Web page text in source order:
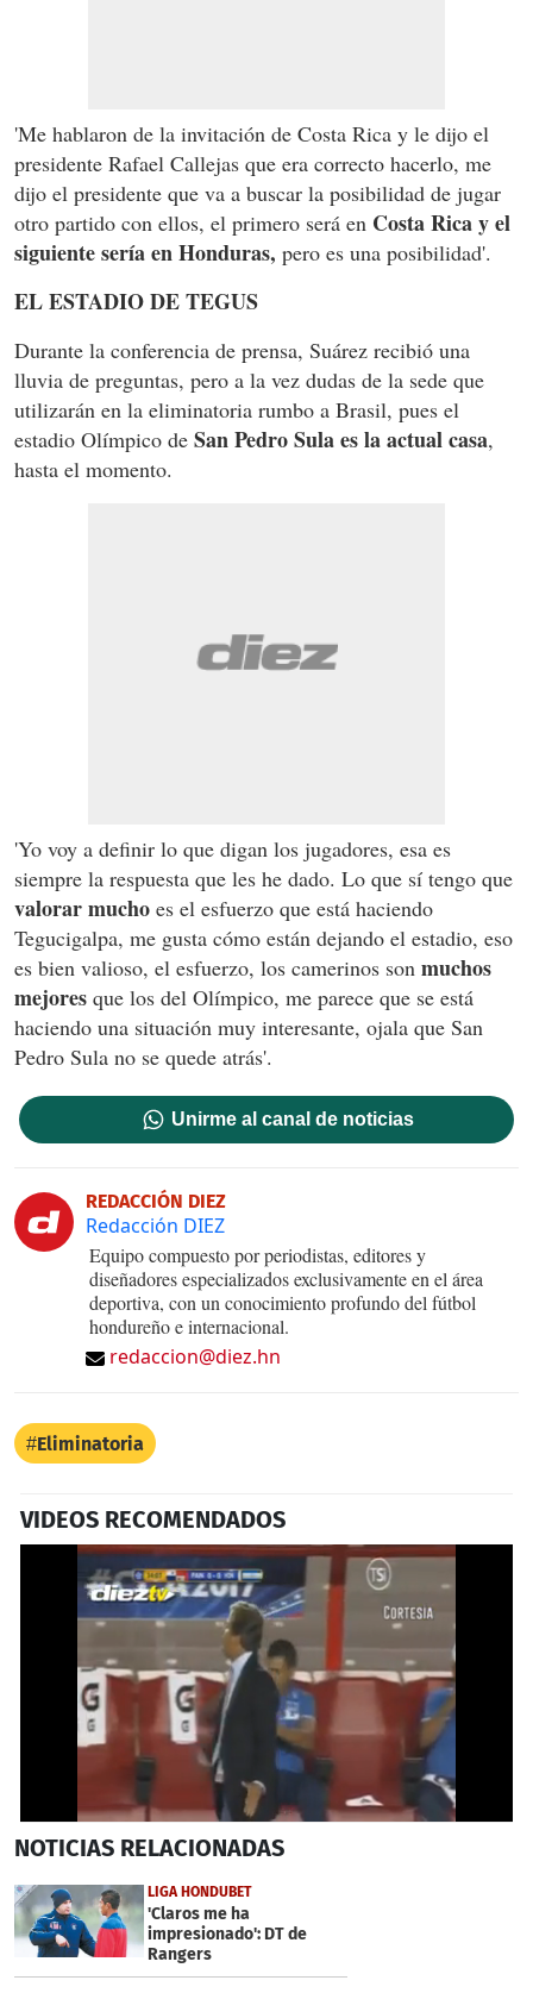
'Me hablaron de la invitación de Costa Rica y le dijo el
presidente Rafael Callejas que era correcto hacerlo, me
dijo el presidente que va a buscar la posibilidad de jugar
otro partido con ellos, el primero será en Costa Rica y el
siguiente sería en Honduras, pero es una posibilidad'.
EL ESTADIO DE TEGUS
Durante la conferencia de prensa, Suárez recibió una
lluvia de preguntas, pero a la vez dudas de la sede que
utilizarán en la eliminatoria rumbo a Brasil, pues el
estadio Olímpico de San Pedro Sula es la actual casa,
hasta el momento.
'Yo voy a definir lo que digan los jugadores, esa es
siempre la respuesta que les he dado. Lo que sí tengo que
valorar mucho es el esfuerzo que está haciendo
Tegucigalpa, me gusta cómo están dejando el estadio, eso
es bien valioso, el esfuerzo, los camerinos son muchos
mejores que los del Olímpico, me parece que se está
haciendo una situación muy interesante, ojala que San
Pedro Sula no se quede atrás'.
Unirme al canal de noticias
REDACCIÓN DIEZ
Redacción DIEZ
Equipo compuesto por periodistas, editores y
diseñadores especializados exclusivamente en el área
deportiva, con un conocimiento profundo del fútbol
hondureño e internacional.
redaccion@diez.hn
Eliminatoria
VIDEOS RECOMENDADOS
seconds
1
minute,
18
seconds
NOTICIAS RELACIONADAS
LIGA HONDUBET
'Claros me ha
impresionado': DT de
Rangers